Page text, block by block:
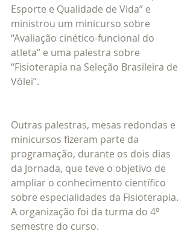
Esporte e Qualidade de Vida” e
ministrou um minicurso sobre
“Avaliação cinético-funcional do
atleta” e uma palestra sobre
“Fisioterapia na Seleção Brasileira de
Vôlei”.
Outras palestras, mesas redondas e
minicursos fizeram parte da
programação, durante os dois dias
da Jornada, que teve o objetivo de
ampliar o conhecimento científico
sobre especialidades da Fisioterapia.
A organização foi da turma do 4º
semestre do curso.